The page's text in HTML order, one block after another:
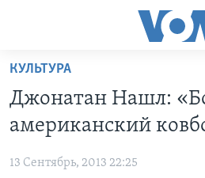
Перейти
основной
контент
Перейти
ПРОГРАММЫ
НОВОСТИ ЗА МИНУТУ
ПРОЕКТЫ
УЧИМ АНГЛИЙСКИЙ
ЭКСПЕРТИЗА
КУЛЬТУРА
Джонатан Нашл:
американский
13 Сентябрь, 2013 22:25